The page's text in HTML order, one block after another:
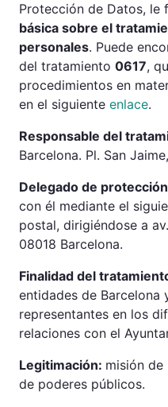
Protección de Datos, le
básica sobre el
personales. Puede
del tratamiento 0617,
procedimientos en
en el siguiente enlace.
Responsable del
Barcelona. Pl. San
Delegado de
con él mediante el
postal, dirigiéndose a
08018 Barcelona.
Finalidad del
entidades de Barcelona
representantes en los
relaciones con el
Legitimación: misión
de poderes públicos.